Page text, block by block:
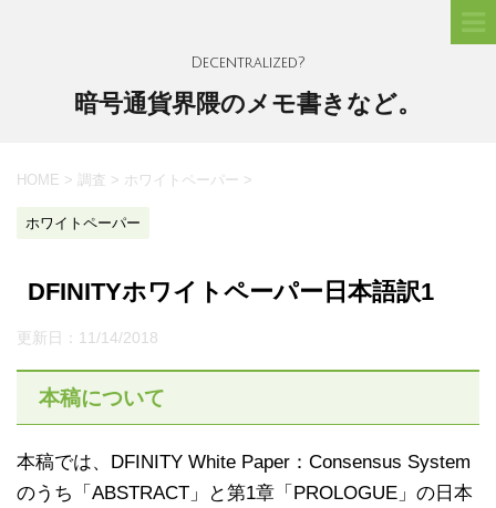
Decentralized?
暗号通貨界隈のメモ書きなど。
HOME > 調査 > ホワイトペーパー >
ホワイトペーパー
DFINITYホワイトペーパー日本語訳1
更新日： 11/14/2018
本稿について
本稿では、DFINITY White Paper：Consensus System
のうち「ABSTRACT」と第1章「PROLOGUE」の日本